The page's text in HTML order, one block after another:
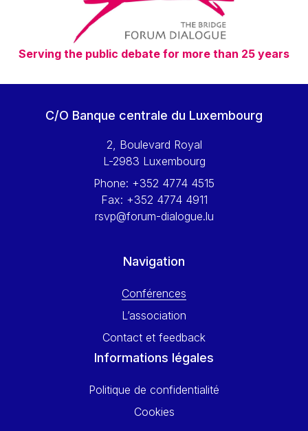
Vassilios Skouris
Vítor Manuel da Silva Caldeira
Viviane Reding
Walter Hagg
Wolfgang Ketterle
Yossi Beillin
Yves FRANCHET
Serving the public debate for more than 25 years
C/O Banque centrale du Luxembourg
2, Boulevard Royal
L-2983 Luxembourg
Phone: +352 4774 4515
Fax: +352 4774 4911
rsvp@forum-dialogue.lu
Navigation
Conférences
L’association
Contact et feedback
Informations légales
Politique de confidentialité
Cookies